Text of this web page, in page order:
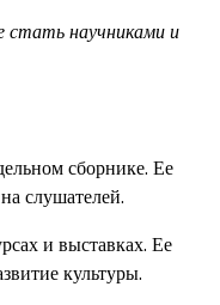
стать научниками и
сборнике. Ее
слушателей.
и выставках. Ее
культуры.